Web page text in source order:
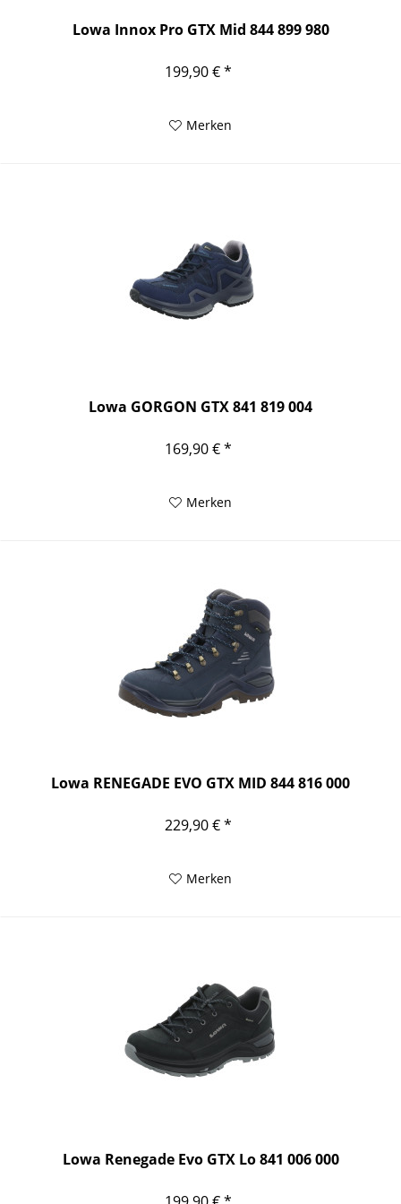
Lowa Innox Pro GTX Mid 844 899 980
199,90 € *
Merken
Lowa GORGON GTX 841 819 004
169,90 € *
Merken
Lowa RENEGADE EVO GTX MID 844 816 000
229,90 € *
Merken
Lowa Renegade Evo GTX Lo 841 006 000